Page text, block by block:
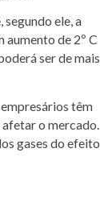
ele, a
aumento de 2º C
ser de mais
têm
afetar o mercado.
gases do efeito